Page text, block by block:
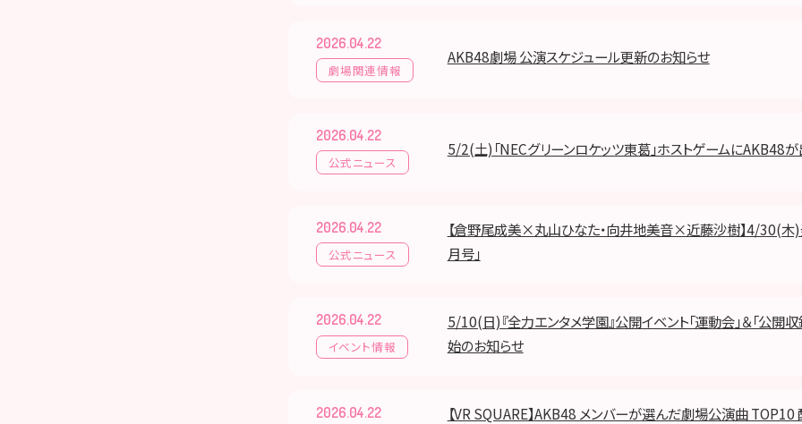
2026.04.22
劇場関連情報
AKB48劇場 公演スケジュール更新のお知らせ
2026.04.22
公式ニュース
5/2(土)「NECグリーンロケッツ東葛」ホストゲームにAKB48が
2026.04.22
公式ニュース
【倉野尾成美×丸山ひなた・向井地美音×近藤沙樹】4/30(木)
月号」
2026.04.22
イベント情報
5/10(日)『全力エンタメ学園』公開イベント「運動会」＆「公開
始のお知らせ
2026.04.22
【VR SQUARE】AKB48 メンバーが選んだ劇場公演曲